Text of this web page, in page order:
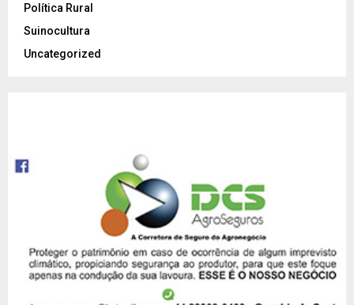
Política Rural
Suinocultura
Uncategorized